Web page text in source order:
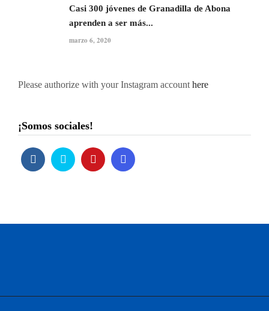
Casi 300 jóvenes de Granadilla de Abona
aprenden a ser más...
marzo 6, 2020
Please authorize with your Instagram account here
¡Somos sociales!